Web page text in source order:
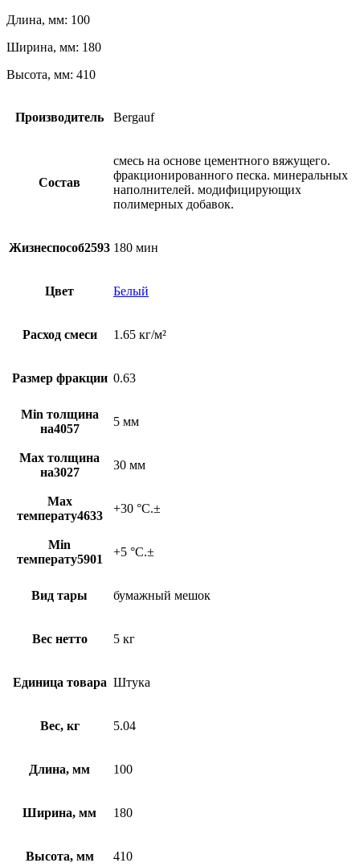
Длина, мм: 100
Ширина, мм: 180
Высота, мм: 410
Производитель Bergauf
Состав
смесь на основе цементного вяжущего.
фракционированного песка. минеральных
наполнителей. модифицирующих
полимерных добавок.
Жизнеспособ2593 180 мин
Цвет Белый
Расход смеси 1.65 кг/м²
Размер фракции 0.63
Min толщина
на4057
5 мм
Max толщина
на3027
30 мм
Max
температу4633
+30 °C.±
Min
температу5901
+5 °C.±
Вид тары бумажный мешок
Вес нетто 5 кг
Единица товара Штука
Вес, кг 5.04
Длина, мм 100
Ширина, мм 180
Высота, мм 410